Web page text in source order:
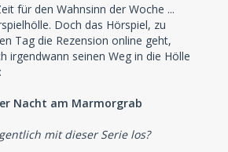
für den Wahnsinn der Woche ...
Doch das Hörspiel, zu
Tag die Rezension online geht,
irgendwann seinen Weg in die Hölle
Nacht am Marmorgrab
mit dieser Serie los?